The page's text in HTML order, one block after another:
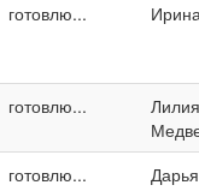
готовлю...
готовлю...
Лилия
готовлю... Дарья